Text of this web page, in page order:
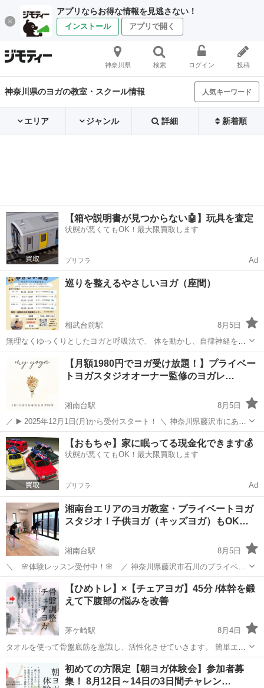
アプリならお得な情報を見逃さない！
インストール アプリで開く
神奈川県 検索 ログイン 投稿
神奈川県のヨガの教室・スクール情報 人気キーワード
エリア ジャンル 詳細 新着順
【箱や説明書が見つからない🤖】玩具を査定
状態が悪くてもOK！最大限買取します
プリフラ Ad
巡りを整えるやさしいヨガ（座間）
相武台前駅
8月5日
無理なくゆっくりとしたヨガと呼吸法で、 体を動かし、自律神経を調
整し、 身体の巡りを整えましよう。 年齢、性別問わず、無理のない健
康習慣として ご参加頂けます。 90分クラスですが、 一つ一つゆっく
り進め...
相武台前駅 50代
【月額1980円でヨガ受け放題！】プライベー
トヨガスタジオオーナー監修のヨガレ…
湘南台駅
8月5日
／ ▶️ 2025年12月1日(月)から受付スタート！ ＼ 神奈川県藤沢市にある
プライベートヨガスタジオ「MIWA（ミワ）」です。 【private yoga
studio MIWA】...
神奈川 藤沢市 湘南台駅 ヨガ ストレッチ
【おもちゃ】家に眠ってる現金化できます💰
状態が悪くてもOK！最大限買取します
プリフラ Ad
湘南台エリアのヨガ教室・プライベートヨガ
スタジオ！子供ヨガ（キッズヨガ）もOK…
湘南台駅
8月5日
＼ 🌸体験レッスン受付中！🌸 ／ 神奈川県藤沢市石川のプライベー
トヨガスタジオ 〜 「private yoga studio MIWA」 〜 2024年9月にオー
プンした、新しいヨガスタジオです！ ヨガが...
神奈川 湘南台駅 ヨガ レッスン
【ひめトレ】×【チェアヨガ】45分 /体幹を鍛
えて下腹部の悩みを改善
茅ケ崎駅
8月4日
タオルを使って骨盤底筋を意識し、活性化させていきます。 簡単エク
ササイズ×チェアヨガで下腹部のお悩みを改善。
_________________________ ✔ オンライン ✔セルフケア ✔ 姿勢改善
...
茅ヶ崎市 茅ケ崎駅 ヨガ 骨盤底筋
初めての方限定【朝ヨガ体験会】参加者募
集！ 8月12日～14日の3日間チャレン…